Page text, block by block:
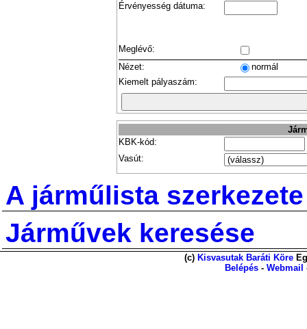
Érvényesség dátuma:
Meglévő:
Nézet:
normál
Kiemelt pályaszám:
KBK-kód:
Vasút:
A járműlista szerkezete
Járművek keresése
(c) Kisvasutak Baráti Köre
Belépés - Webmail